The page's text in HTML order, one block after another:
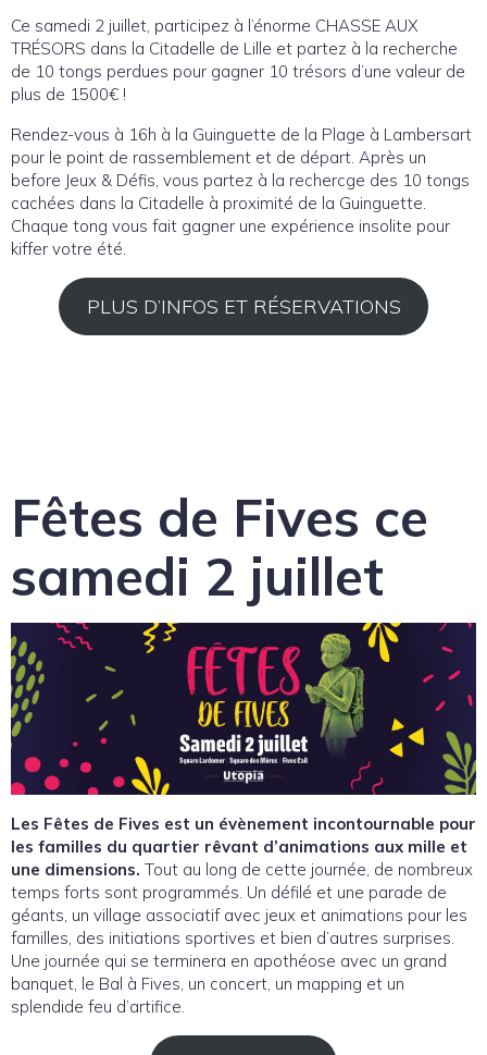
Ce samedi 2 juillet, participez à l’énorme CHASSE AUX
TRÉSORS dans la Citadelle de Lille et partez à la recherche
de 10 tongs perdues pour gagner 10 trésors d’une valeur de
plus de 1500€ !
Rendez-vous à 16h à la Guinguette de la Plage à Lambersart
pour le point de rassemblement et de départ. Après un
before Jeux & Défis, vous partez à la rechercge des 10 tongs
cachées dans la Citadelle à proximité de la Guinguette.
Chaque tong vous fait gagner une expérience insolite pour
kiffer votre été.
PLUS D’INFOS ET RÉSERVATIONS
Fêtes de Fives ce
samedi 2 juillet
Les Fêtes de Fives est un évènement incontournable pour
les familles du quartier rêvant d’animations aux mille et
une dimensions. Tout au long de cette journée, de nombreux
temps forts sont programmés. Un défilé et une parade de
géants, un village associatif avec jeux et animations pour les
familles, des initiations sportives et bien d’autres surprises.
Une journée qui se terminera en apothéose avec un grand
banquet, le Bal à Fives, un concert, un mapping et un
splendide feu d’artifice.